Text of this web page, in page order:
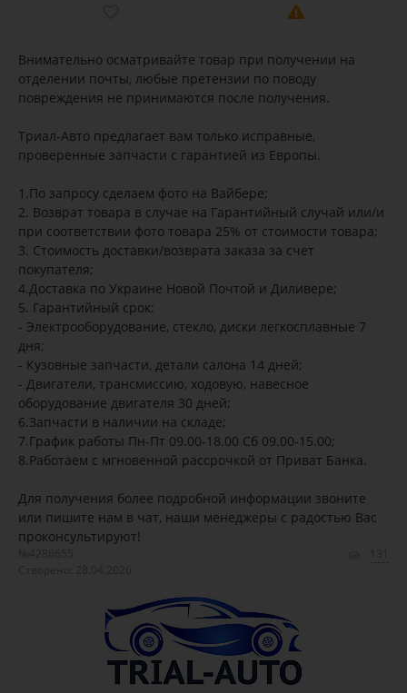
Внимательно осматривайте товар при получении на
отделении почты, любые претензии по поводу
повреждения не принимаются после получения.
Триал-Авто предлагает вам только исправные,
проверенные запчасти с гарантией из Европы.
1.По запросу сделаем фото на Вайбере;
2. Возврат товара в случае на Гарантийный случай или/и
при соответствии фото товара 25% от стоимости товара;
3. Стоимость доставки/возврата заказа за счет
покупателя;
4.Доставка по Украине Новой Почтой и Диливере;
5. Гарантийный срок:
- Электрооборудование, стекло, диски легкосплавные 7
дня;
- Кузовные запчасти, детали салона 14 дней;
- Двигатели, трансмиссию, ходовую, навесное
оборудование двигателя 30 дней;
6.Запчасти в наличии на складе;
7.График работы Пн-Пт 09.00-18.00 Сб 09.00-15.00;
8.Работаем с мгновенной рассрочкой от Приват Банка.
Для получения более подробной информации звоните
или пишите нам в чат, наши менеджеры с радостью Вас
проконсультируют!